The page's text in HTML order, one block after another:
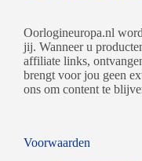
Oorlogineuropa.nl
jij. Wanneer u
affiliate links,
brengt voor jou geen
ons om content te
Voorwaarden